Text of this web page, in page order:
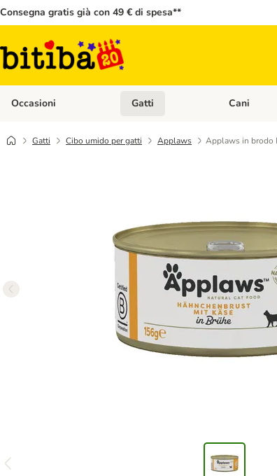
Consegna gratis già con 49 € di spesa**
Occasioni Apri Menù Categoria: Occasioni
Gatti Apri Menù
Cani
Gatti Cibo umido per gatti Applaws Applaws in brodo